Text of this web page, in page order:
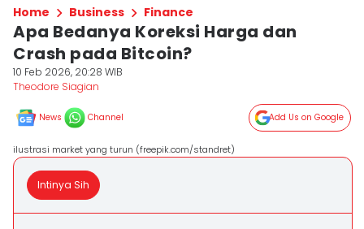
Home Business Finance
Apa Bedanya Koreksi Harga dan
Crash pada Bitcoin?
10 Feb 2026, 20:28 WIB
Theodore Siagian
News Channel Add Us on Google
ilustrasi market yang turun (freepik.com/standret)
Intinya Sih